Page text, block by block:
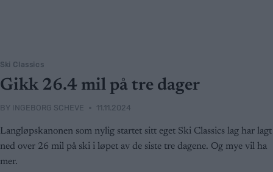
Ski Classics
Gikk 26.4 mil på tre dager
BY INGEBORG SCHEVE 11.11.2024
Langløpskanonen som nylig startet sitt eget Ski Classics lag har lagt
ned over 26 mil på ski i løpet av de siste tre dagene. Og mye vil ha
mer.